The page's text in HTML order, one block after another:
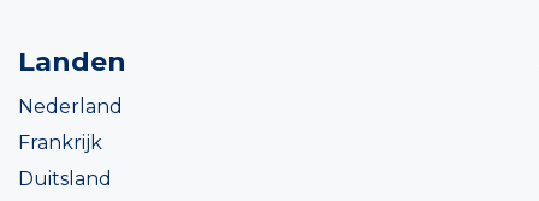
Landen
Nederland
Frankrijk
Duitsland